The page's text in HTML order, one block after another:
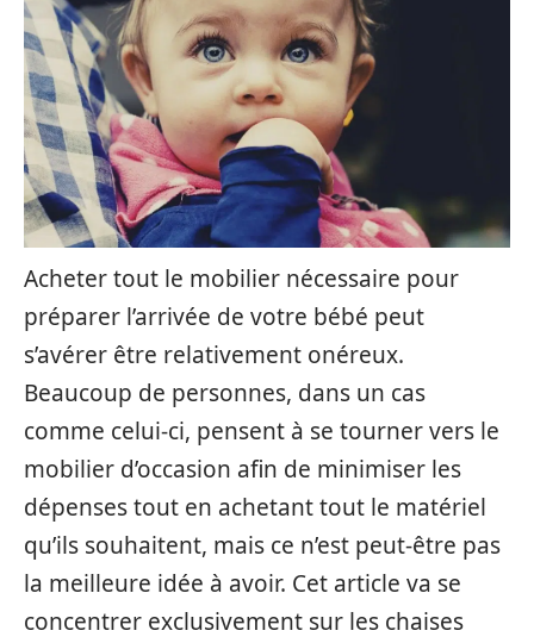
Acheter tout le mobilier nécessaire pour
préparer l’arrivée de votre bébé peut
s’avérer être relativement onéreux.
Beaucoup de personnes, dans un cas
comme celui-ci, pensent à se tourner vers le
mobilier d’occasion afin de minimiser les
dépenses tout en achetant tout le matériel
qu’ils souhaitent, mais ce n’est peut-être pas
la meilleure idée à avoir. Cet article va se
concentrer exclusivement sur les chaises